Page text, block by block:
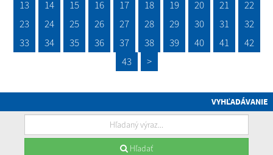
13
14 15 16 17 18 19 20 21
22
23
24 25 26 27 28 29 30 31
32
33
34 35 36 37 38 39 40 41
42
43
>
VYHĽADÁVANIE
Hľadať